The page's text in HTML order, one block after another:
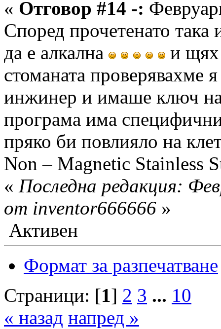
« Отговор #14 -:
Според прочетенато така
да е алкална
и щях
стоманата проверявахме
инжинер и имаше ключ на
програма има
пряко би повлияло на
Non – Magnetic Stainless
« Последна редакция:
от inventor666666 »
Активен
Формат за разпечатване
Страници: [1] 2 3 ... 10
« назад напред »